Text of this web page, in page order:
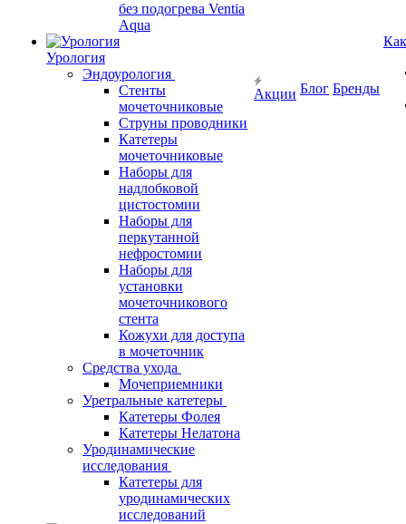
без подогрева Ventia
Aqua
Урология
Эндоурология
Стенты
мочеточниковые
Струны проводники
Катетеры
мочеточниковые
Наборы для
надлобковой
цистостомии
Наборы для
перкутанной
нефростомии
Наборы для
установки
мочеточникового
стента
Кожухи для доступа
в мочеточник
Средства ухода
Мочеприемники
Уретральные катетеры
Катетеры Фолея
Катетеры Нелатона
Уродинамические
исследования
Катетеры для
уродинамических
исследований
Акции Блог Бренды